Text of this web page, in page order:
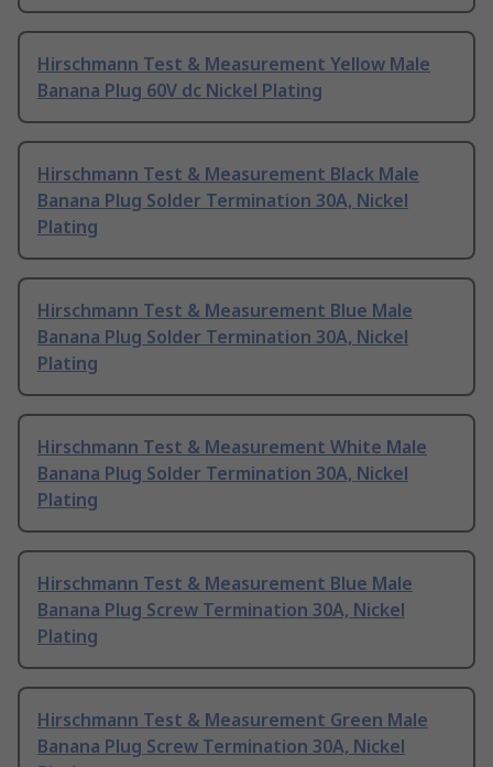
Hirschmann Test & Measurement Yellow Male
Banana Plug 60V dc Nickel Plating
Hirschmann Test & Measurement Black Male
Banana Plug Solder Termination 30A, Nickel
Plating
Hirschmann Test & Measurement Blue Male
Banana Plug Solder Termination 30A, Nickel
Plating
Hirschmann Test & Measurement White Male
Banana Plug Solder Termination 30A, Nickel
Plating
Hirschmann Test & Measurement Blue Male
Banana Plug Screw Termination 30A, Nickel
Plating
Hirschmann Test & Measurement Green Male
Banana Plug Screw Termination 30A, Nickel